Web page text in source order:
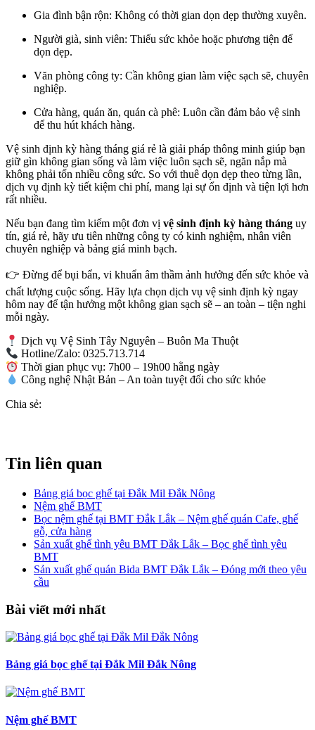
Gia đình bận rộn: Không có thời gian dọn dẹp thường xuyên.
Người già, sinh viên: Thiếu sức khỏe hoặc phương tiện để
dọn dẹp.
Văn phòng công ty: Cần không gian làm việc sạch sẽ, chuyên
nghiệp.
Cửa hàng, quán ăn, quán cà phê: Luôn cần đảm bảo vệ sinh
để thu hút khách hàng.
Vệ sinh định kỳ hàng tháng giá rẻ là giải pháp thông minh giúp bạn
giữ gìn không gian sống và làm việc luôn sạch sẽ, ngăn nắp mà
không phải tốn nhiều công sức. So với thuê dọn dẹp theo từng lần,
dịch vụ định kỳ tiết kiệm chi phí, mang lại sự ổn định và tiện lợi hơn
rất nhiều.
Nếu bạn đang tìm kiếm một đơn vị vệ sinh định kỳ hàng tháng uy
tín, giá rẻ, hãy ưu tiên những công ty có kinh nghiệm, nhân viên
chuyên nghiệp và bảng giá minh bạch.
👉 Đừng để bụi bẩn, vi khuẩn âm thầm ảnh hưởng đến sức khỏe và
chất lượng cuộc sống. Hãy lựa chọn dịch vụ vệ sinh định kỳ ngay
hôm nay để tận hưởng một không gian sạch sẽ – an toàn – tiện nghi
mỗi ngày.
Dịch vụ Vệ Sinh Tây Nguyên – Buôn Ma Thuột
Hotline/Zalo: 0325.713.714
Thời gian phục vụ: 7h00 – 19h00 hằng ngày
Công nghệ Nhật Bản – An toàn tuyệt đối cho sức khỏe
Chia sẻ:
Tin liên quan
Bảng giá bọc ghế tại Đắk Mil Đắk Nông
Nệm ghế BMT
Bọc nệm ghế tại BMT Đắk Lắk – Nệm ghế quán Cafe, ghế
gỗ, cửa hàng
Sản xuất ghế tình yêu BMT Đắk Lắk – Bọc ghế tình yêu
BMT
Sản xuất ghế quán Bida BMT Đắk Lắk – Đóng mới theo yêu
cầu
Bài viết mới nhất
Bảng giá bọc ghế tại Đắk Mil Đắk Nông
Nệm ghế BMT